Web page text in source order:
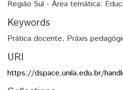
Região Sul - Área temática:
Keywords
Prática docente, Práxis
URI
https://dspace.unila.edu.br/